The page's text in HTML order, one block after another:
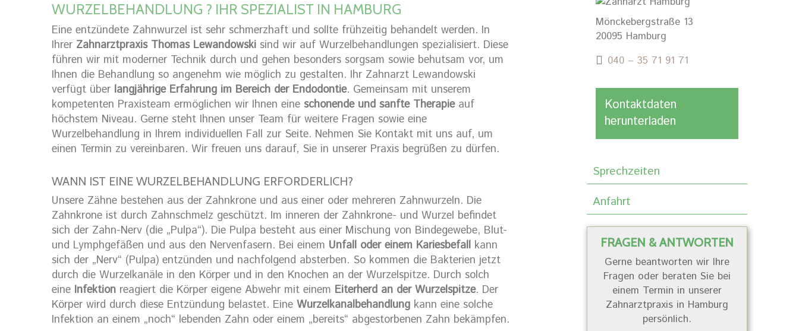
WURZELBEHANDLUNG ? IHR SPEZIALIST IN HAMBURG
Eine entzündete Zahnwurzel ist sehr schmerzhaft und sollte frühzeitig behandelt werden. In
Ihrer Zahnarztpraxis Thomas Lewandowski sind wir auf Wurzelbehandlungen spezialisiert. Diese
führen wir mit moderner Technik durch und gehen besonders sorgsam sowie behutsam vor, um
Ihnen die Behandlung so angenehm wie möglich zu gestalten. Ihr Zahnarzt Lewandowski
verfügt über langjährige Erfahrung im Bereich der Endodontie. Gemeinsam mit unserem
kompetenten Praxisteam ermöglichen wir Ihnen eine schonende und sanfte Therapieauf
höchstem Niveau. Gerne steht Ihnen unser Team für weitere Fragen sowie eine
Wurzelbehandlung in Ihrem individuellen Fall zur Seite. Nehmen Sie Kontakt mit uns auf, um
einen Termin zu vereinbaren. Wir freuen uns darauf, Sie in unserer Praxis begrüßen zu dürfen.
WANN IST EINE WURZELBEHANDLUNG ERFORDERLICH?
Unsere Zähne bestehen aus der Zahnkrone und aus einer oder mehreren Zahnwurzeln. Die
Zahnkrone ist durch Zahnschmelz geschützt. Im inneren der Zahnkrone- und Wurzel befindet
sich der Zahn-Nerv (die „Pulpa“). Die Pulpa besteht aus einer Mischung von Bindegewebe, Blut-
und Lymphgefäßen und aus den Nervenfasern. Bei einem Unfall oder einem Kariesbefall kann
sich der „Nerv“ (Pulpa) entzünden und nachfolgend absterben. So kommen die Bakterien jetzt
durch die Wurzelkanäle in den Körper und in den Knochen an der Wurzelspitze. Durch solch
eine Infektion reagiert die Körper eigene Abwehr mit einem Eiterherd an der Wurzelspitze. Der
Körper wird durch diese Entzündung belastet. Eine Wurzelkanalbehandlung kann eine solche
Infektion an einem „noch“ lebenden Zahn oder einem „bereits“ abgestorbenen Zahn bekämpfen.
Mönckebergstraße 13
20095 Hamburg
040 – 35 71 91 71
Kontaktdaten
herunterladen
Sprechzeiten
Anfahrt
FRAGEN & ANTWORTEN
Gerne beantworten wir Ihre
Fragen oder beraten Sie bei
einem Termin in unserer
Zahnarztpraxis in Hamburg
persönlich.